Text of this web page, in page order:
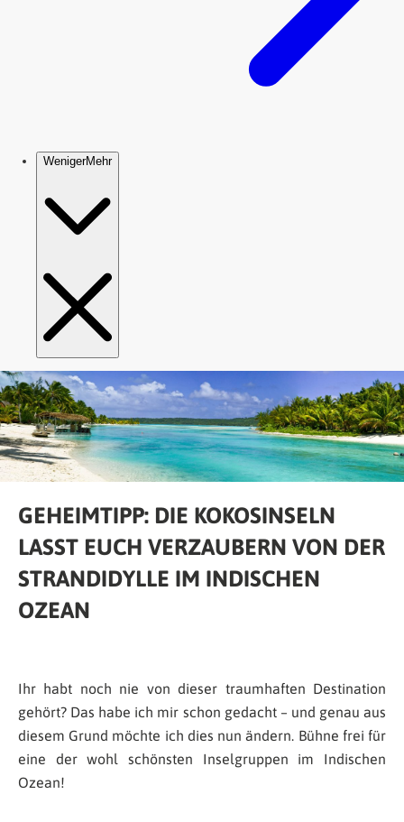
GEHEIMTIPP: DIE KOKOSINSELN
LASST EUCH VERZAUBERN VON DER
STRANDIDYLLE IM INDISCHEN
OZEAN
Ihr habt noch nie von dieser traumhaften Destination
gehört? Das habe ich mir schon gedacht – und genau aus
diesem Grund möchte ich dies nun ändern. Bühne frei für
eine der wohl schönsten Inselgruppen im Indischen
Ozean!